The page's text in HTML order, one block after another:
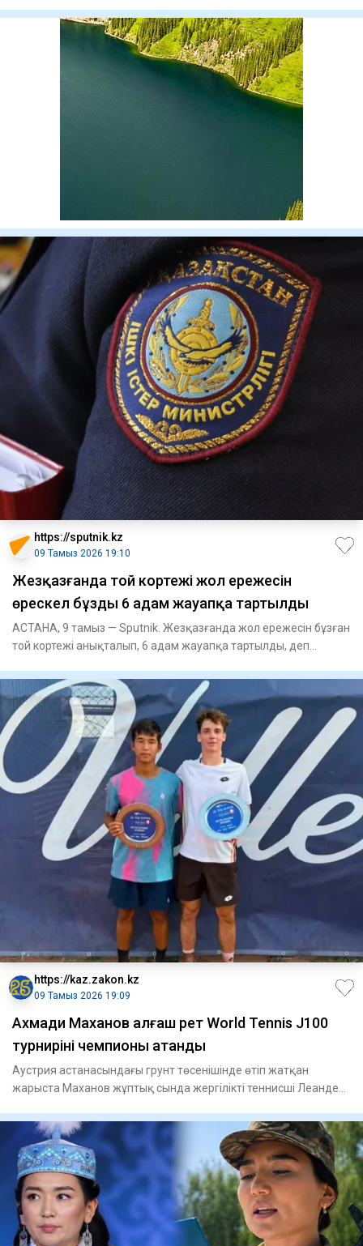
https://sputnik.kz
09 Тамыз 2026 19:10
Жезқазғанда той кортежі жол ережесін
өрескел бұзды 6 адам жауапқа тартылды
АСТАНА, 9 тамыз — Sputnik. Жезқазғанда жол ережесін бұзған
той кортежі анықталып, 6 адам жауапқа тартылды, деп
https://kaz.zakon.kz
09 Тамыз 2026 19:09
Ахмади Маханов алғаш рет World Tennis J100
турнирінің чемпионы атанды
Аустрия астанасындағы грунт төсенішінде өтіп жатқан
жарыста Маханов жұптық сында жергілікті теннисші Леандер